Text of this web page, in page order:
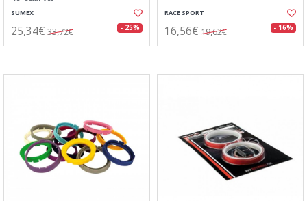
SUMEX
25,34€ 33,72€ - 25%
RACE SPORT
16,56€ 19,62€ - 16%